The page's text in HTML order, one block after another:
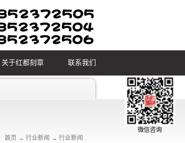
关于红都刻章 联系我们
首页 → 行业新闻 → 行业新闻
微信咨询